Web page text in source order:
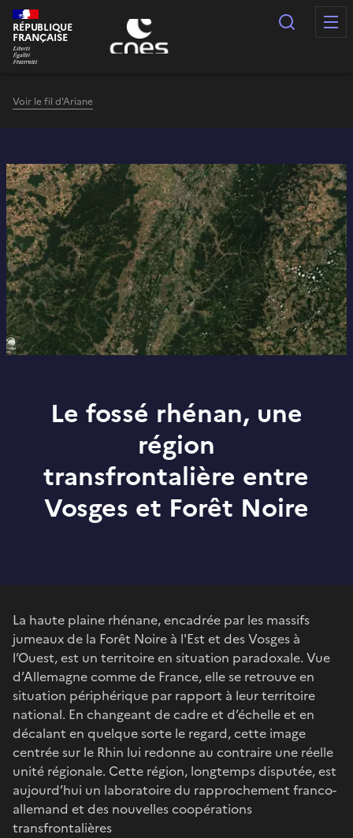
Panneau de gestion des cookies
RÉPUBLIQUE
FRANÇAISE
Voir le fil d'Ariane
Le fossé rhénan, une
région
transfrontalière entre
Vosges et Forêt Noire
La haute plaine rhénane, encadrée par les massifs
jumeaux de la Forêt Noire à l'Est et des Vosges à
l’Ouest, est un territoire en situation paradoxale. Vue
d’Allemagne comme de France, elle se retrouve en
situation périphérique par rapport à leur territoire
national. En changeant de cadre et d’échelle et en
décalant en quelque sorte le regard, cette image
centrée sur le Rhin lui redonne au contraire une réelle
unité régionale. Cette région, longtemps disputée, est
aujourd’hui un laboratoire du rapprochement franco-
allemand et des nouvelles coopérations
transfrontalières